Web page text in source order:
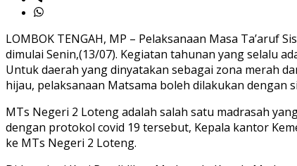
LOMBOK TENGAH, MP – Pelaksanaan Masa
dimulai Senin,(13/07). Kegiatan tahunan yang selalu
Untuk daerah yang dinyatakan sebagai zona merah
hijau, pelaksanaan Matsama boleh dilakukan
MTs Negeri 2 Loteng adalah salah satu madrasah
dengan protokol covid 19 tersebut, Kepala kantor
ke MTs Negeri 2 Loteng.